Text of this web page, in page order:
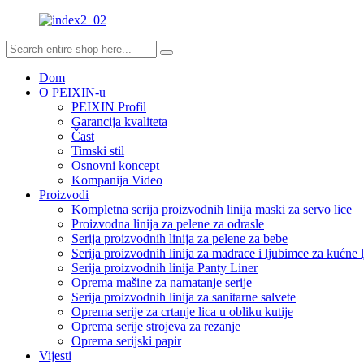
Dom
O PEIXIN-u
PEIXIN Profil
Garancija kvaliteta
Čast
Timski stil
Osnovni koncept
Kompanija Video
Proizvodi
Kompletna serija proizvodnih linija maski za servo lice
Proizvodna linija za pelene za odrasle
Serija proizvodnih linija za pelene za bebe
Serija proizvodnih linija za madrace i ljubimce za kućne
Serija proizvodnih linija Panty Liner
Oprema mašine za namatanje serije
Serija proizvodnih linija za sanitarne salvete
Oprema serije za crtanje lica u obliku kutije
Oprema serije strojeva za rezanje
Oprema serijski papir
Vijesti